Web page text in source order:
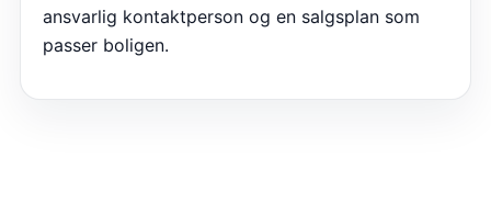
ansvarlig kontaktperson og en salgsplan som
passer boligen.